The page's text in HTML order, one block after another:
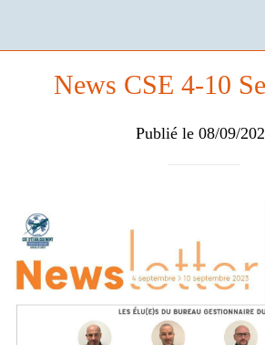
News CSE 4-10
Publié le 08/09/